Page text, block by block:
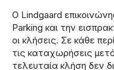
Ο Lindgaard
Parking και την
οι κλήσεις. Σε κάθε
τις καταχωρήσεις
τελευταία κλήση δεν